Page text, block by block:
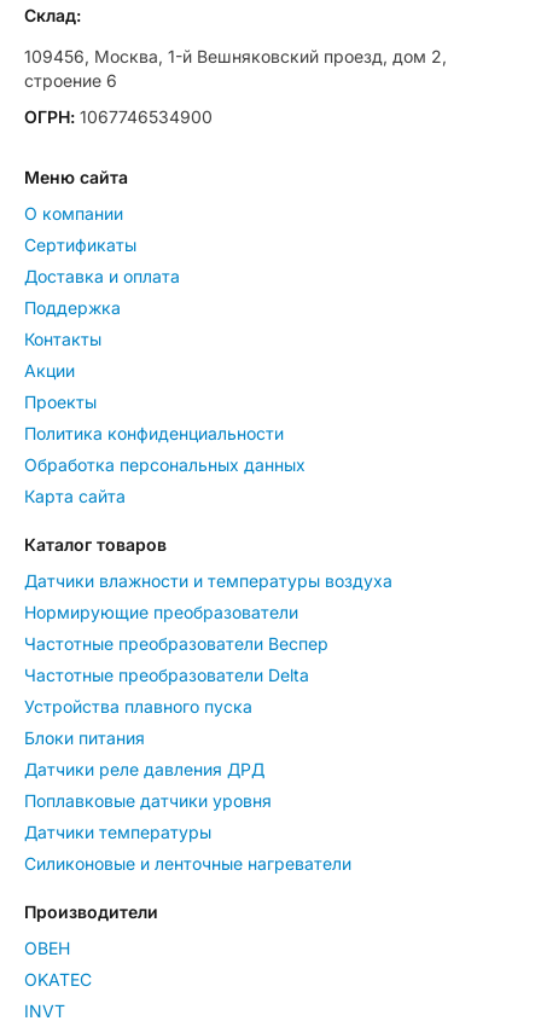
Склад:
109456, Москва, 1-й Вешняковский проезд, дом 2,
строение 6
ОГРН: 1067746534900
Меню сайта
О компании
Сертификаты
Доставка и оплата
Поддержка
Контакты
Акции
Проекты
Политика конфиденциальности
Обработка персональных данных
Карта сайта
Каталог товаров
Датчики влажности и температуры воздуха
Нормирующие преобразователи
Частотные преобразователи Веспер
Частотные преобразователи Delta
Устройства плавного пуска
Блоки питания
Датчики реле давления ДРД
Поплавковые датчики уровня
Датчики температуры
Силиконовые и ленточные нагреватели
Производители
ОВЕН
OKATEC
INVT